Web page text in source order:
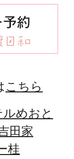
こちら
めおと
田家
桂